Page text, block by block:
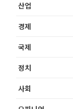
산업
경제
국제
정치
사회